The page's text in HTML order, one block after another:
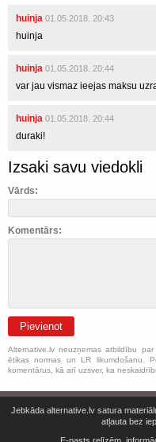
huinja 01.05.2018. 20:43
huinja
huinja 01.05.2018. 20:44
var jau vismaz ieejas maksu
huinja 01.05.2018. 20:44
duraki!
Izsaki savu viedokli
Vārds:
Komentārs:
Pievienot
Alternative.lv neuzņemas atbildību
ētikas normas un LR likumdošanu.
komentārus, kā arī uzsver, ka
Jebkāda alternative.lv satura
atļauta bez